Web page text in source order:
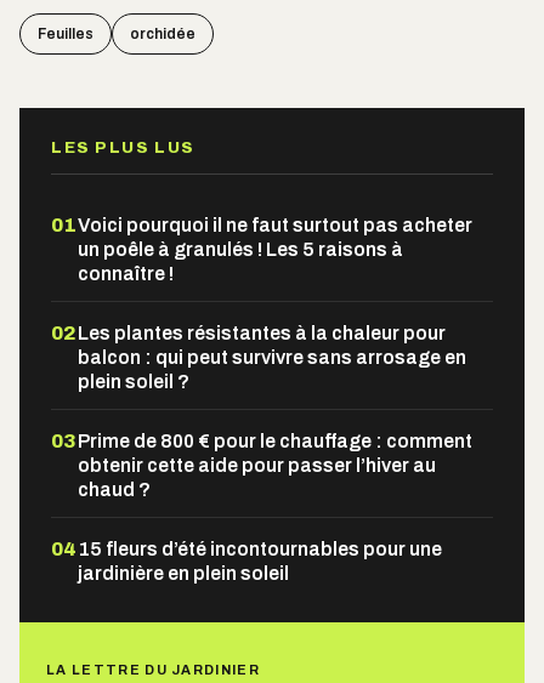
Feuilles orchidée
LES PLUS LUS
01Voici pourquoi il ne faut surtout pas acheter
un poêle à granulés ! Les 5 raisons à
connaître !
02Les plantes résistantes à la chaleur pour
balcon : qui peut survivre sans arrosage en
plein soleil ?
03Prime de 800 € pour le chauffage : comment
obtenir cette aide pour passer l’hiver au
chaud ?
04 15 fleurs d’été incontournables pour une
jardinière en plein soleil
LA LETTRE DU JARDINIER